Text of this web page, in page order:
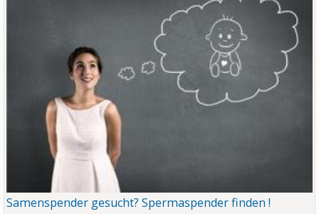
Samenspender gesucht? Spermaspender finden !